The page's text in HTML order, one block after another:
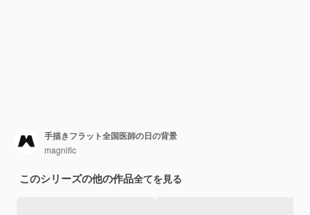
手描きフラット全国医師の日の背景
magnific
このシリーズの他の作品全てを見る